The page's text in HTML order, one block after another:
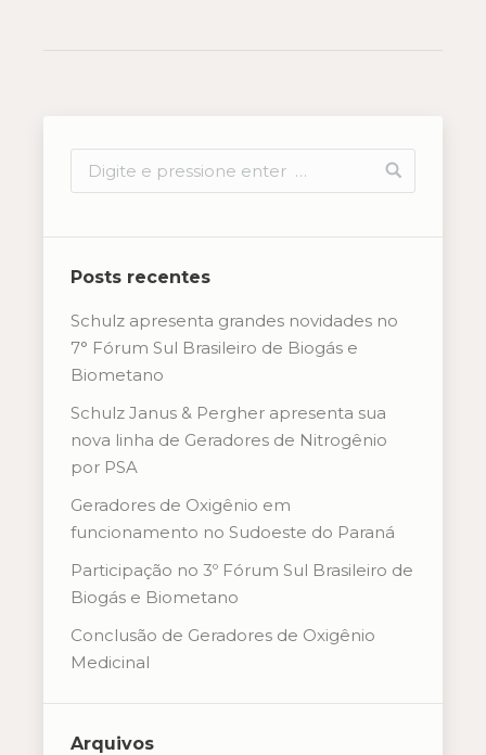
Posts recentes
Schulz apresenta grandes novidades no
7° Fórum Sul Brasileiro de Biogás e
Biometano
Schulz Janus & Pergher apresenta sua
nova linha de Geradores de Nitrogênio
por PSA
Geradores de Oxigênio em
funcionamento no Sudoeste do Paraná
Participação no 3º Fórum Sul Brasileiro de
Biogás e Biometano
Conclusão de Geradores de Oxigênio
Medicinal
Arquivos